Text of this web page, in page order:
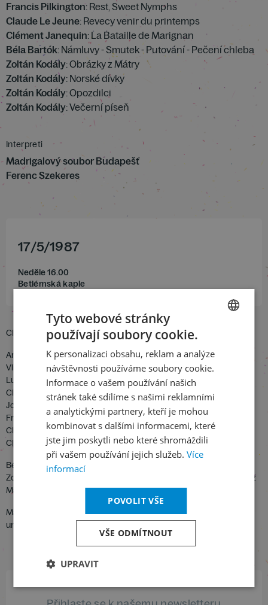
Francis Pilkington: Rest, Sweet Nymphs
Claude Le Jeune: Revecy venir du printemps
Clément Janequin: La Bataille de Marignan
Béla Bartók: Námluvy - Smutek - Putování - Pečení chleba
Zoltán Kodály: Obrázky z Mátry
Zoltán Kodály: Norské dívky
Zoltán Kodály: Opozdilci
Zoltán Kodály: Večerní píseň
Interpreti
Madrigalový soubor Budapešť
Ferenc Szekeres
17/5/1987
Neděle 16.00
Betlémská kaple
Clemens et benigna (gregoriánský chorál)
Andrea Gabrieli: Marie Magdalena
Vlilliam Byrd: O magnum mysterium
Luca Marenzio: O rex gloriae
Claudio Monteverdi: Ecco mormorar
John Dowland: Come again
Francis Pilkington: Rest sweet nymphs
Claude Le Jeune: Revecy venir du printemps
Clement Janequin: La battaille de Marignon
Béla Bartók: Námluvy – Smutek – Putování – Pečení chleba
Zoltán Kodály: Norské dívky – Opozdilci – Večerní píseň – Obrázky z
Mátry
Madrigalový soubor Budapešť
umělecký vedoucí: Ferenc Szekeres /Maďarsko/
ENGLISH
Tyto webové stránky
používají soubory cookie.
K personalizaci obsahu, reklam a analýze
návštěvnosti používáme soubory cookie.
Informace o vašem používání našich
stránek také sdílíme s našimi reklamními
a analytickými partnery, kteří je mohou
kombinovat s dalšími informacemi, které
jste jim poskytli nebo které shromáždili
při vašem používání jejich služeb. Více
informací
POVOLIT VŠE
VŠE ODMÍTNOUT
UPRAVIT